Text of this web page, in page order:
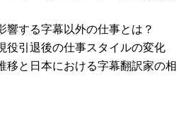
響する字幕以外の仕事とは？
役引退後の仕事スタイルの変化
移と日本における字幕翻訳家の相